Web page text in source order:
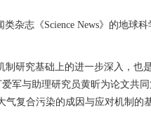
志《Science News》的地球
研究基础上的进一步深入，也
军与助理研究员黄昕为论文共
复合污染的成因与应对机制的